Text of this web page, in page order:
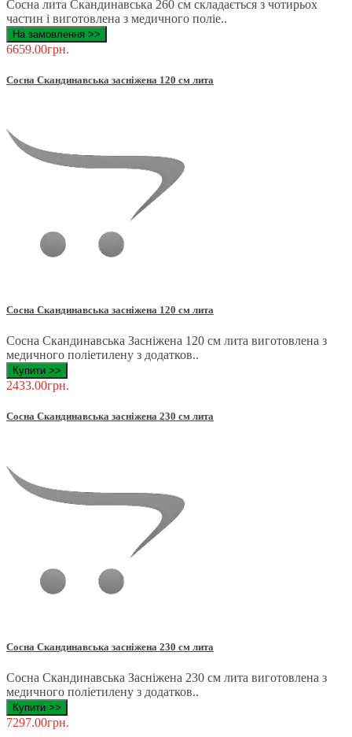
Сосна лита Скандинавська 260 см складається з чотирьох
частин і виготовлена ​​з медичного поліе..
На замовлення >>
6659.00грн.
Сосна Скандинавська засніжена 120 см лита
Сосна Скандинавська засніжена 120 см лита
Сосна Скандинавська Засніжена 120 см лита виготовлена ​​з
медичного поліетилену з додатков..
Купити >>
2433.00грн.
Сосна Скандинавська засніжена 230 см лита
Сосна Скандинавська засніжена 230 см лита
Сосна Скандинавська Засніжена 230 см лита виготовлена ​​з
медичного поліетилену з додатков..
Купити >>
7297.00грн.